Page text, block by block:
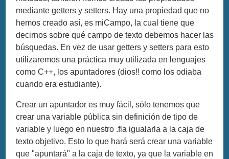
mediante getters y setters. Hay una propiedad que no
hemos creado así, es miCampo, la cual tiene que
decirnos sobre qué campo de texto debemos hacer las
búsquedas. En vez de usar getters y setters para esto
utilizaremos una práctica muy utilizada en lenguajes
como C++, los apuntadores (dios!! como los odiaba
cuando era estudiante).
Crear un apuntador es muy fácil, sólo tenemos que
crear una variable pública sin definición de tipo de
variable y luego en nuestro .fla igualarla a la caja de
texto objetivo. Esto lo que hará será crear una variable
que "apuntará" a la caja de texto, ya que la variable en